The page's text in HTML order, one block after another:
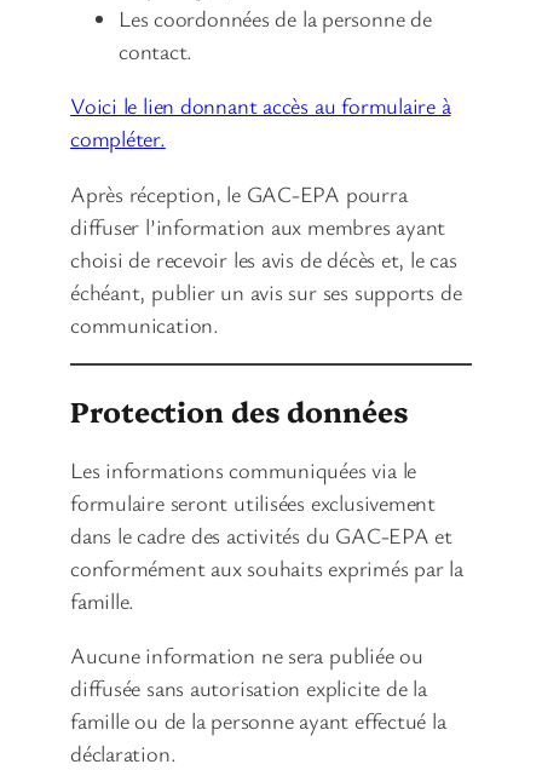
Les coordonnées de la personne de
contact.
Voici le lien donnant accès au formulaire à
compléter.
Après réception, le GAC-EPA pourra
diffuser l’information aux membres ayant
choisi de recevoir les avis de décès et, le cas
échéant, publier un avis sur ses supports de
communication.
Protection des données
Les informations communiquées via le
formulaire seront utilisées exclusivement
dans le cadre des activités du GAC-EPA et
conformément aux souhaits exprimés par la
famille.
Aucune information ne sera publiée ou
diffusée sans autorisation explicite de la
famille ou de la personne ayant effectué la
déclaration.